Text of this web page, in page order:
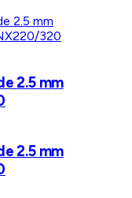
2.5 mm
2.5 mm